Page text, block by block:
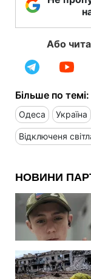
Або
Більше по темі:
Одеса Україна
Відключеня